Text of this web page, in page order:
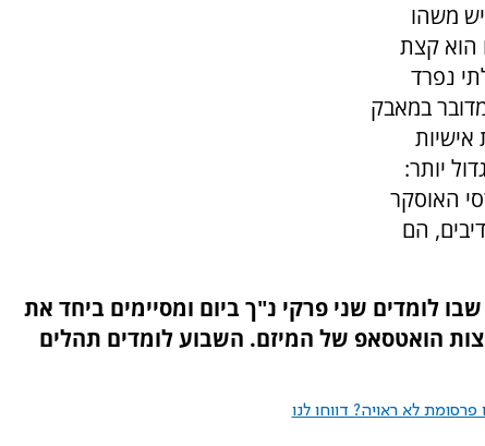
משהו
הוא קצת
נפרד
במאבק
יותר:
האוסקר
הם
לומדים שני פרקי נ"ך ביום ומסיימים ביחד את
הואטסאפ של המיזם. השבוע לומדים תהלים
לא ראויה? דווחו לנו